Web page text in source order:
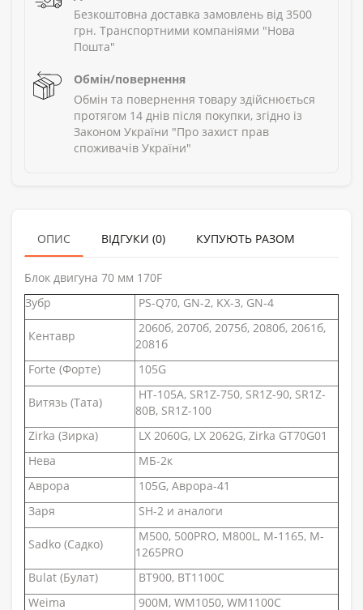
Безкоштовна доставка замовлень від 3500
грн. Транспортними компаніями "Нова
Пошта"
Обмін/повернення
Обмін та повернення товару здійснюється
протягом 14 днів після покупки, згідно із
Законом України "Про захист прав
споживачів України"
ОПИС ВІДГУКИ (0) КУПУЮТЬ РАЗОМ
Блок двигуна 70 мм 170F
Зубр
PS-Q70, GN-2, KX-3, GN-4
Кентавр
2060б, 2070б, 2075б, 2080б, 2061б,
2081б
Forte (Форте)
105G
Витязь (Тата)
HT-105A, SR1Z-750, SR1Z-90, SR1Z-
80B, SR1Z-100
Zirka (Зирка)
LX 2060G, LX 2062G, Zirka GT70G01
Нева
МБ-2к
Аврора
105G, Аврора-41
Заря
SH-2 и аналоги
Sadko (Садко)
M500, 500PRO, M800L, M-1165, M-
1265PRO
Bulat (Булат)
BT900, BT1100C
Weima
900M, WM1050, WM1100C